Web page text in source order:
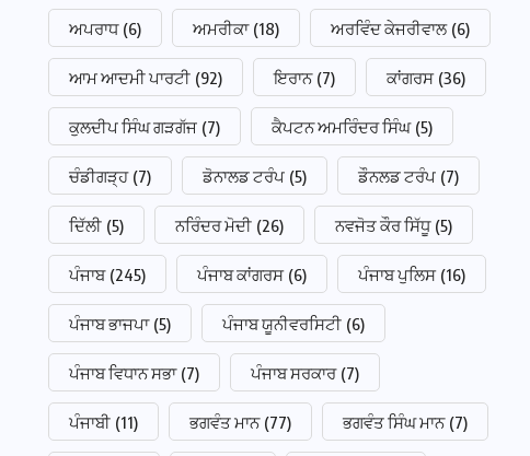
ਅਪਰਾਧ (6) ਅਮਰੀਕਾ (18) ਅਰਵਿੰਦ ਕੇਜਰੀਵਾਲ (6)
ਆਮ ਆਦਮੀ ਪਾਰਟੀ (92) ਇਰਾਨ (7) ਕਾਂਗਰਸ (36)
ਕੁਲਦੀਪ ਸਿੰਘ ਗੜਗੱਜ (7) ਕੈਪਟਨ ਅਮਰਿੰਦਰ ਸਿੰਘ (5)
ਚੰਡੀਗੜ੍ਹ (7) ਡੋਨਾਲਡ ਟਰੰਪ (5) ਡੌਨਲਡ ਟਰੰਪ (7)
ਦਿੱਲੀ (5) ਨਰਿੰਦਰ ਮੋਦੀ (26) ਨਵਜੋਤ ਕੌਰ ਸਿੱਧੂ (5)
ਪੰਜਾਬ (245) ਪੰਜਾਬ ਕਾਂਗਰਸ (6) ਪੰਜਾਬ ਪੁਲਿਸ (16)
ਪੰਜਾਬ ਭਾਜਪਾ (5) ਪੰਜਾਬ ਯੂਨੀਵਰਸਿਟੀ (6)
ਪੰਜਾਬ ਵਿਧਾਨ ਸਭਾ (7) ਪੰਜਾਬ ਸਰਕਾਰ (7)
ਪੰਜਾਬੀ (11) ਭਗਵੰਤ ਮਾਨ (77) ਭਗਵੰਤ ਸਿੰਘ ਮਾਨ (7)